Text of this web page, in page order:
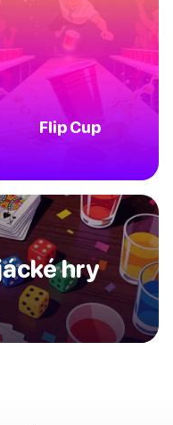
Flip Cup
hry